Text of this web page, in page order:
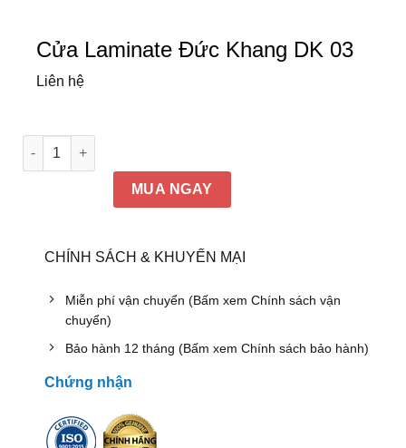
Cửa Laminate Đức Khang DK 03
Liên hệ
Cửa Laminate Đức Khang DK 03 số lượng
MUA NGAY
CHÍNH SÁCH & KHUYẾN MẠI
Miễn phí vận chuyển (Bấm xem Chính sách vận
chuyển)
Bảo hành 12 tháng (Bấm xem Chính sách bảo hành)
Chứng nhận